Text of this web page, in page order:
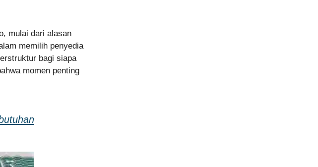
mulai dari alasan
memilih penyedia
bagi siapa
momen penting